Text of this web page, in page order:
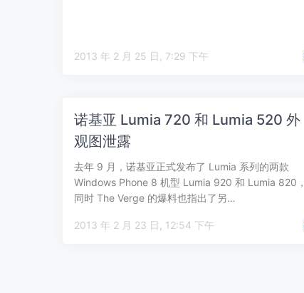
2013 年 2 月 25 日, 7:29 下午
诺基亚 Lumia 720 和 Lumia 520 外
观图泄露
去年 9 月，诺基亚正式发布了 Lumia 系列的两款
Windows Phone 8 机型 Lumia 920 和 Lumia 820，
同时 The Verge 的爆料也指出了另…
2013 年 2 月 23 日, 12:54 下午